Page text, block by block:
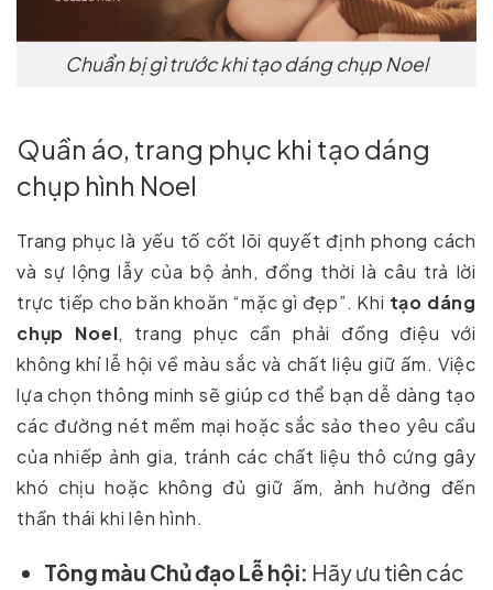
Chuẩn bị gì trước khi tạo dáng chụp Noel
Quần áo, trang phục khi tạo dáng
chụp hình Noel
Trang phục là yếu tố cốt lõi quyết định phong cách
và sự lộng lẫy của bộ ảnh, đồng thời là câu trả lời
trực tiếp cho băn khoăn “mặc gì đẹp”. Khi tạo dáng
chụp Noel, trang phục cần phải đồng điệu với
không khí lễ hội về màu sắc và chất liệu giữ ấm. Việc
lựa chọn thông minh sẽ giúp cơ thể bạn dễ dàng tạo
các đường nét mềm mại hoặc sắc sảo theo yêu cầu
của nhiếp ảnh gia, tránh các chất liệu thô cứng gây
khó chịu hoặc không đủ giữ ấm, ảnh hưởng đến
thần thái khi lên hình.
Tông màu Chủ đạo Lễ hội: Hãy ưu tiên các